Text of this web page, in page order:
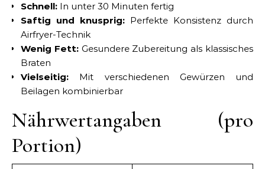
Schnell: In unter 30 Minuten fertig
Saftig und knusprig: Perfekte Konsistenz durch
Airfryer-Technik
Wenig Fett:Gesundere Zubereitung als klassisches
Braten
Vielseitig: Mit verschiedenen Gewürzen und
Beilagen kombinierbar
Nährwertangaben (pro
Portion)